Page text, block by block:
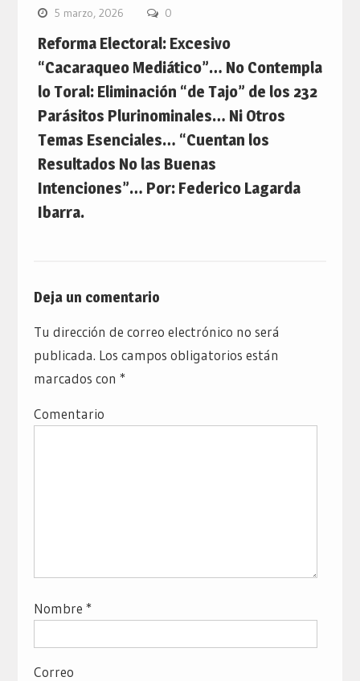
5 marzo, 2026 0
Reforma Electoral: Excesivo
“Cacaraqueo Mediático”… No Contempla
lo Toral: Eliminación “de Tajo” de los 232
Parásitos Plurinominales… Ni Otros
Temas Esenciales… “Cuentan los
Resultados No las Buenas
Intenciones”… Por: Federico Lagarda
Ibarra.
Deja un comentario
Tu dirección de correo electrónico no será
publicada. Los campos obligatorios están
marcados con *
Comentario
Nombre *
Correo